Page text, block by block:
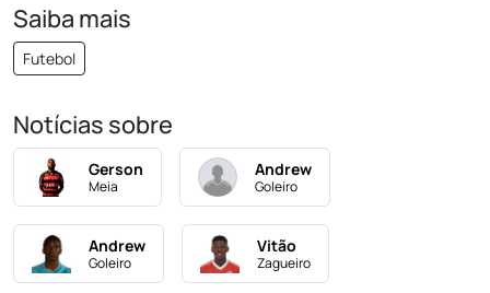
Saiba mais
Futebol
Notícias sobre
Gerson
Meia
Andrew
Goleiro
Andrew
Goleiro
Vitão
Zagueiro